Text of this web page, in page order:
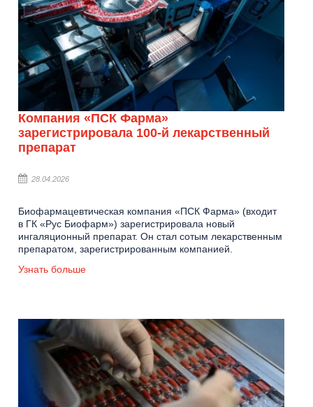
Компания «ПСК Фарма»
зарегистрировала 100-й лекарственный
препарат
28.04.2026
Биофармацевтическая компания «ПСК Фарма» (входит
в ГК «Рус Биофарм») зарегистрировала новый
ингаляционный препарат. Он стал сотым лекарственным
препаратом, зарегистрированным компанией.
Узнать больше